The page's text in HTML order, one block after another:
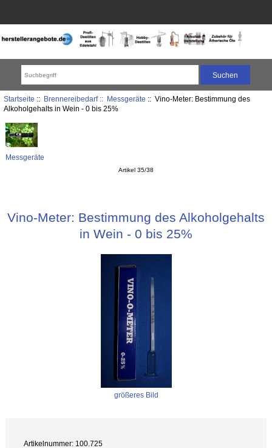
Startseite :: Brennereibedarf :: Messgeräte :: Vino-Meter: Bestimmung des
Alkoholgehalts in Wein - 0 bis 25%
Messgeräte
Artikel 35/38
Vino-Meter: Bestimmung des Alkoholgehalts
in Wein - 0 bis 25%
größeres Bild
Artikelnummer: 100.725